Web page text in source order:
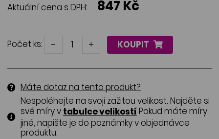
Aktuální cena s DPH:
847 Kč
Počet ks: - + KOUPIT
Máte dotaz na tento produkt?
Nespoléhejte na svoji zažitou velikost. Najděte si
své míry v tabulce velikostí Pokud máte míry
jiné, napište je do poznámky v objednávce
produktu.